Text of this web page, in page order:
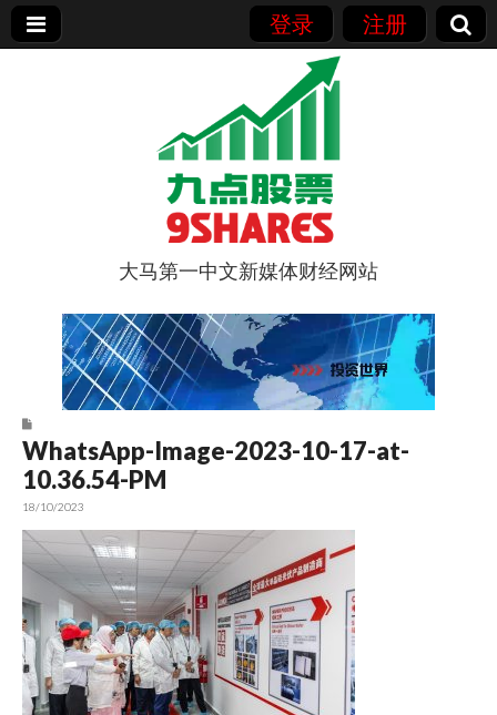
登录 注册
9点股票
大马第一中文新媒体财经网站
WhatsApp-Image-2023-10-17-at-
10.36.54-PM
18/10/2023